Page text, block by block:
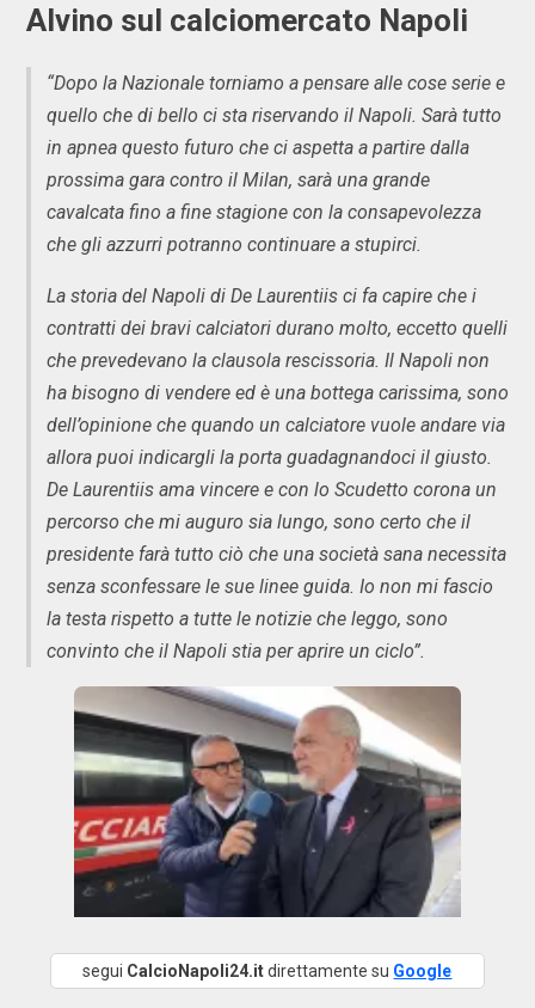
Alvino sul calciomercato Napoli
“Dopo la Nazionale torniamo a pensare alle cose serie e
quello che di bello ci sta riservando il Napoli. Sarà tutto
in apnea questo futuro che ci aspetta a partire dalla
prossima gara contro il Milan, sarà una grande
cavalcata fino a fine stagione con la consapevolezza
che gli azzurri potranno continuare a stupirci.
La storia del Napoli di De Laurentiis ci fa capire che i
contratti dei bravi calciatori durano molto, eccetto quelli
che prevedevano la clausola rescissoria. Il Napoli non
ha bisogno di vendere ed è una bottega carissima, sono
dell’opinione che quando un calciatore vuole andare via
allora puoi indicargli la porta guadagnandoci il giusto.
De Laurentiis ama vincere e con lo Scudetto corona un
percorso che mi auguro sia lungo, sono certo che il
presidente farà tutto ciò che una società sana necessita
senza sconfessare le sue linee guida. Io non mi fascio
la testa rispetto a tutte le notizie che leggo, sono
convinto che il Napoli stia per aprire un ciclo”.
segui CalcioNapoli24.itdirettamente su Google